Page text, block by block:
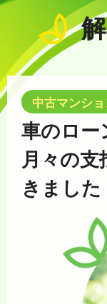
中古マンシ
車のロー
月々の
きました